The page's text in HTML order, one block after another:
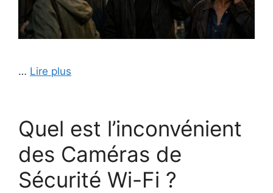
… Lire plus
Quel est l’inconvénient
des Caméras de
Sécurité Wi-Fi ?